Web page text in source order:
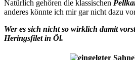
Natürlich gehören die klassischen
anderes könnte ich mir gar nicht dazu
Wer es sich nicht so wirklich damit
Heringsfilet in Öl.